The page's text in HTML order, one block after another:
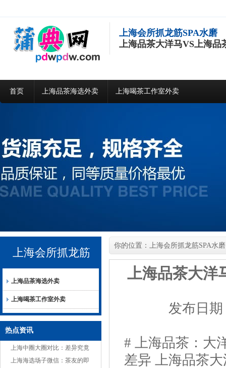
上海会所抓龙筋SPA水磨
上海品茶大洋马VS上海品
首页 上海品茶海选外卖 上海喝茶工作室外卖
上海会所抓龙筋
SPA水磨
上海品茶海选外卖
上海喝茶工作室外卖
热点资讯
上海中圈大圈对比：差异究竟
在哪？
上海海选场子微信：茶友的即
你的位置： 上海会所抓龙筋SPA水磨
上海品茶大洋
发布日
# 上海品茶：大
差异 上海品茶